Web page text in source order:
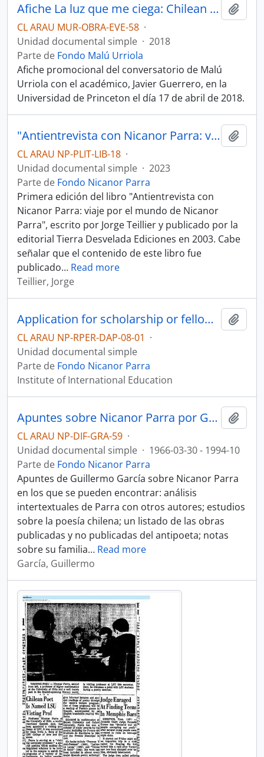
Afiche La luz que me ciega: Chilean poet Malú Urriola in conversation with Javier Guerrero
CL ARAU MUR-OBRA-EVE-58 ·
Unidad documental simple · 2018
Parte de Fondo Malú Urriola
Afiche promocional del conversatorio de Malú
Urriola con el académico, Javier Guerrero, en la
Universidad de Princeton el día 17 de abril de 2018.
"Antientrevista con Nicanor Parra: viaje por el mundo de Nicanor Parra" por Jorge Teillier
CL ARAU NP-PLIT-LIB-18 ·
Unidad documental simple · 2023
Parte de Fondo Nicanor Parra
Primera edición del libro "Antientrevista con
Nicanor Parra: viaje por el mundo de Nicanor
Parra", escrito por Jorge Teillier y publicado por la
editorial Tierra Desvelada Ediciones en 2003. Cabe
señalar que el contenido de este libro fue
publicado… Read more
Teillier, Jorge
Application for scholarship or fellowship in the United States of America. Institute of International Education
CL ARAU NP-RPER-DAP-08-01 ·
Unidad documental simple
Parte de Fondo Nicanor Parra
Institute of International Education
Apuntes sobre Nicanor Parra por Guillermo García
CL ARAU NP-DIF-GRA-59 ·
Unidad documental simple · 1966-03-30 - 1994-10
Parte de Fondo Nicanor Parra
Apuntes de Guillermo García sobre Nicanor Parra
en los que se pueden encontrar: análisis
intertextuales de Parra con otros autores; estudios
sobre la poesía chilena; un listado de las obras
publicadas y no publicadas del antipoeta; notas
sobre su familia… Read more
García, Guillermo